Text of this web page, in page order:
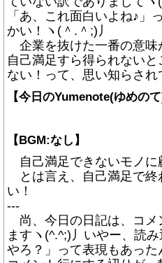
「あ、これ面白いよね♪」
かい！ヽ(＾.＾;)丿
企業を抜けた一番の意味
自己満足すら得られないと
ない！って、思い知らされ
【今日のYumenote(ゆめのて)
【BGM:なし】
自己満足できないモノに
とは言え、自己満足で終
い！
---
尚、今日の日記は、コメ
ますヽ(^.^;)丿いやー、読
やろ？」って表現もあっ